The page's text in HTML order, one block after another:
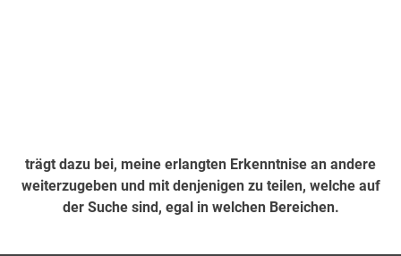
trägt dazu bei, meine erlangten Erkenntnise an andere
weiterzugeben und mit denjenigen zu teilen, welche auf
der Suche sind, egal in welchen Bereichen.